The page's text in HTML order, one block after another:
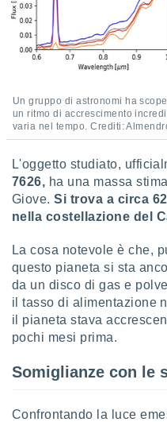
Un gruppo di astronomi ha
un ritmo di accrescimento
varia nel tempo. Crediti:
L'oggetto studiato,
7626, ha una massa
Giove.Si trova a circa
nella costellazione del
La cosa notevole è che,
questo pianeta si sta
da un disco di gas e
il tasso di alimentazione
il pianeta stava
pochi mesi prima.
Somiglianze con le
Confrontando la luce